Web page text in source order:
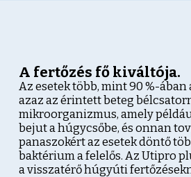
A fertőzés fő kiváltója.
Az esetek több, mint 90 %-
azaz az érintett beteg
mikroorganizmus, amely
bejut a húgycsőbe, és onnan
panaszokért az esetek döntő
baktérium a felelős. Az Utipro
a visszatérő húgyúti